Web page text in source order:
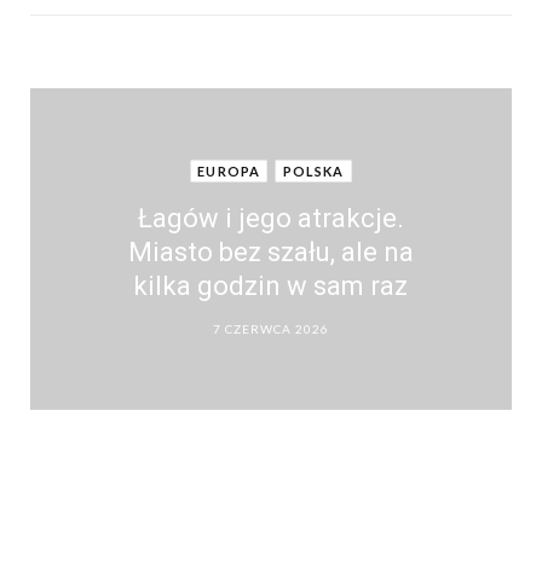
EUROPA POLSKA
Łagów i jego atrakcje.
Miasto bez szału, ale na
kilka godzin w sam raz
7 CZERWCA 2026